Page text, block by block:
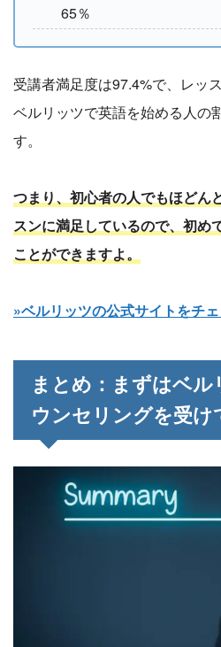
65％
受講者満足度は97.4%で、レッ
ベルリッツで英語を始める人の
す。
つまり、初心者の人でもほどん
スンに満足しているので、初め
ことができますよ。
»ベルリッツの公式サイトをチェ
まとめ：まずはベル
ウンセリングを受け